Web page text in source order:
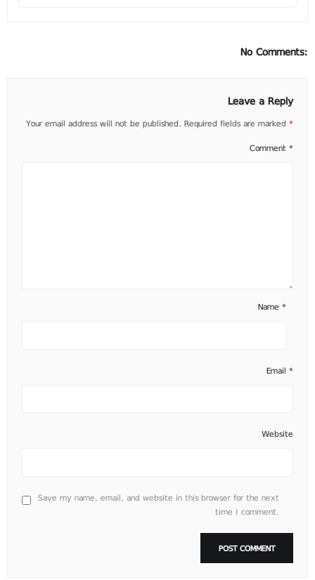
No Comments:
Leave a Reply
Your email address will not be published. Required fields are marked *
Comment *
Name *
Email *
Website
Save my name, email, and website in this browser for the next
time I comment.